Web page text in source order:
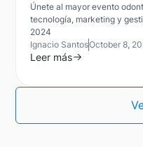
Únete al mayor evento
tecnología, marketing y
2024
Ignacio SantosOctober 8,
Leer más